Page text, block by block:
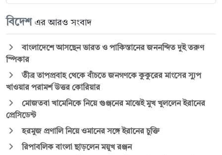
বিদেশ এর আরও সংবাদ
বাংলাদেশে আসছেন ভারত ও পাকিস্তানের জননন্দিত দুই তরুণ
স্পিকার
তীব্র তাপপ্রবাহ থেকে বাঁচতে জনগণকে কুকুরের মাংসের স্যুপ
খাওয়ার পরামর্শ উত্তর কোরিয়ার
মোজতবা খামেনিকে নিয়ে গুঞ্জনের মাঝেই মুখ খুললেন ইরানের
প্রেসিডেন্ট
হরমুজ প্রণালি নিয়ে ওমানের সঙ্গে ইরানের চুক্তি
রিপাবলিক বাংলা ছাড়লেন ময়ূখ রঞ্জন